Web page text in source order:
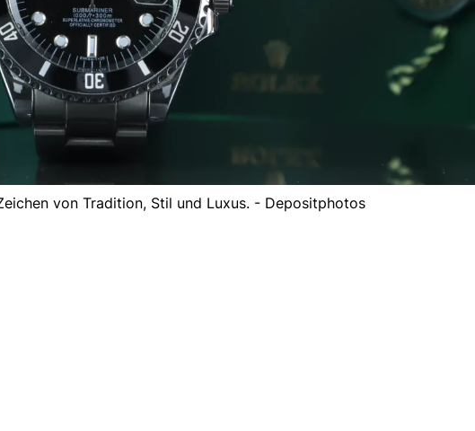
von Tradition, Stil und Luxus. - Depositphotos